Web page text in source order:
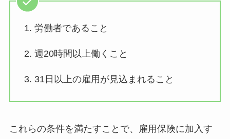
1. 労働者であること
2. 週20時間以上働くこと
3. 31日以上の雇用が見込まれること
これらの条件を満たすことで、雇用保険に加入す